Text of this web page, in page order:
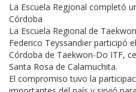
La Escuela Regjonal completó
Córdoba
La Escuela Regional de
Federico Teyssandier participó
Córdoba de Taekwon-Do ITF,
Santa Rosa de Calamuchita.
El compromiso tuvo la